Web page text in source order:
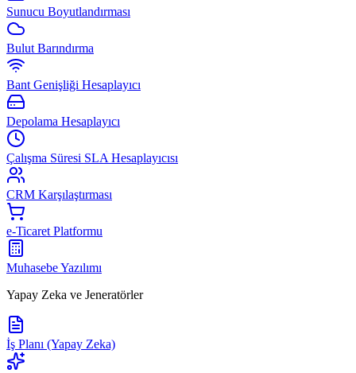
Sunucu Boyutlandırması
Bulut Barındırma
Bant Genişliği Hesaplayıcı
Depolama Hesaplayıcı
Çalışma Süresi SLA Hesaplayıcısı
CRM Karşılaştırması
e-Ticaret Platformu
Muhasebe Yazılımı
Yapay Zeka ve Jeneratörler
İş Planı (Yapay Zeka)